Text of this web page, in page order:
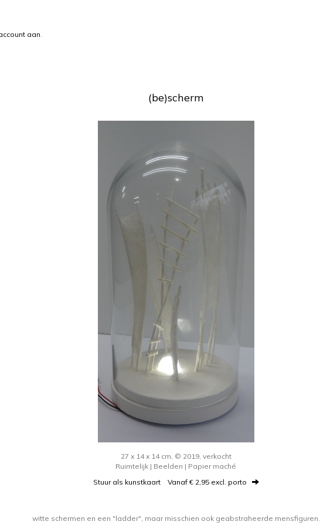
aan.
(be)scherm
27 x 14 x 14 cm, © 2019, verkocht
Ruimtelijk | Beelden | Papier maché
Stuur als kunstkaart Vanaf € 2,95 excl. porto
witte schermen en een "ladder", maar misschien ook geabstraheerde mensfiguren.